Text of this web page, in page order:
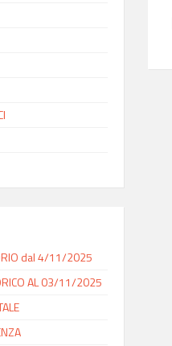
dal 4/11/2025
AL 03/11/2025